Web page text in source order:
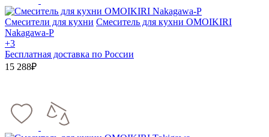
Смесители для кухни Смеситель для кухни OMOIKIRI
Nakagawa-P
+3
Бесплатная доставка по России
15 288₽